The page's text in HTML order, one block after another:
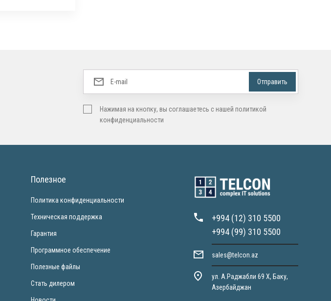
Нажимая на кнопку, вы соглашаетесь с нашей политикой
конфиденциальности
Полезное
Политика конфиденциальности
Техническая поддержка
Гарантия
Программное обеспечение
Полезные файлы
Стать дилером
+994 (12) 310 5500
+994 (99) 310 5500
sales@telcon.az
ул. А.Раджабли 69 X, Баку,
Азербайджан